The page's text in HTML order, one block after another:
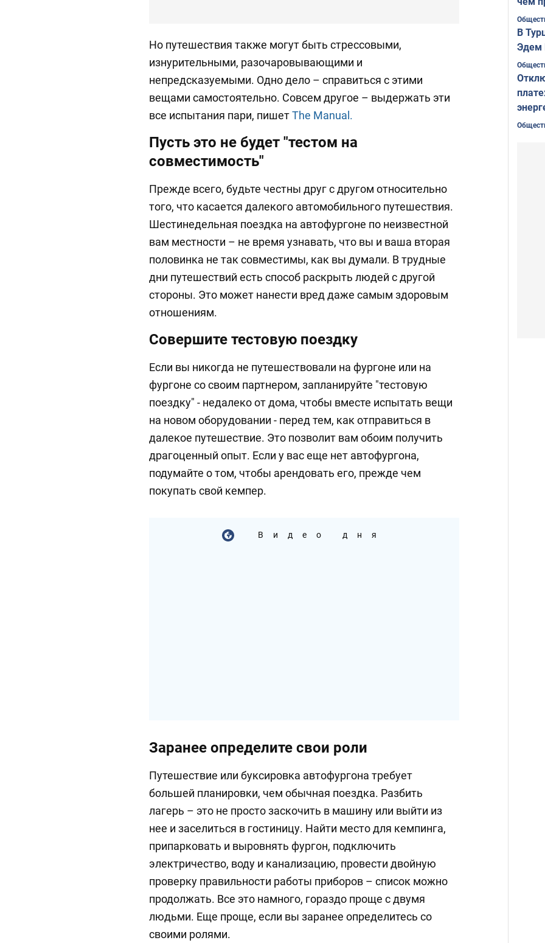
Но путешествия также могут быть стрессовыми,
изнурительными, разочаровывающими и
непредсказуемыми. Одно дело – справиться с этими
вещами самостоятельно. Совсем другое – выдержать эти
все испытания пари, пишетThe Manual.
Пусть это не будет "тестом на
совместимость"
Прежде всего, будьте честны друг с другом относительно
того, что касается далекого автомобильного путешествия.
Шестинедельная поездка на автофургоне по неизвестной
вам местности – не время узнавать, что вы и ваша вторая
половинка не так совместимы, как вы думали. В трудные
дни путешествий есть способ раскрыть людей с другой
стороны. Это может нанести вред даже самым здоровым
отношениям.
Совершите тестовую поездку
Если вы никогда не путешествовали на фургоне или на
фургоне со своим партнером, запланируйте "тестовую
поездку" - недалеко от дома, чтобы вместе испытать вещи
на новом оборудовании - перед тем, как отправиться в
далекое путешествие. Это позволит вам обоим получить
драгоценный опыт. Если у вас еще нет автофургона,
подумайте о том, чтобы арендовать его, прежде чем
покупать свой кемпер.
Видео дня
Заранее определите свои роли
Путешествие или буксировка автофургона требует
большей планировки, чем обычная поездка. Разбить
лагерь – это не просто заскочить в машину или выйти из
нее и заселиться в гостиницу. Найти место для кемпинга,
припарковать и выровнять фургон, подключить
электричество, воду и канализацию, провести двойную
проверку правильности работы приборов – список можно
продолжать. Все это намного, гораздо проще с двумя
людьми. Еще проще, если вы заранее определитесь со
своими ролями.
В
Эдем